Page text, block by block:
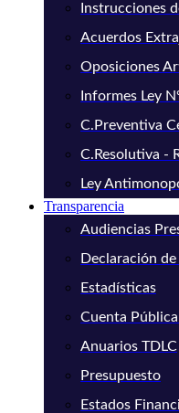
Instrucciones
Acuerdos
Oposiciones
Informes Ley
C.Preventiva
C.Resolutiva -
Ley
Transparencia
Audiencias
Declaración
Estadísticas
Cuenta
Anuarios TDLC
Presupuesto
Estados